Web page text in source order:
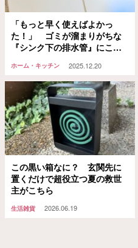
「もっと早く使えばよかっ
た！」 ゴミが溜まりがちな
『シンク下の排水管』にこれ
ホーム・キッチン 2025.12.20
この黒い箱なに？ 玄関先に
置くだけで超役立つ夏の救世
主がこちら
生活雑貨 2026.06.19